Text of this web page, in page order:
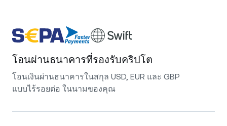
โอนผ่านธนาคารที่รองรับคริปโต
โอนเงินผ่านธนาคารในสกุล USD, EUR และ GBP
แบบไร้รอยต่อ ในนามของคุณ